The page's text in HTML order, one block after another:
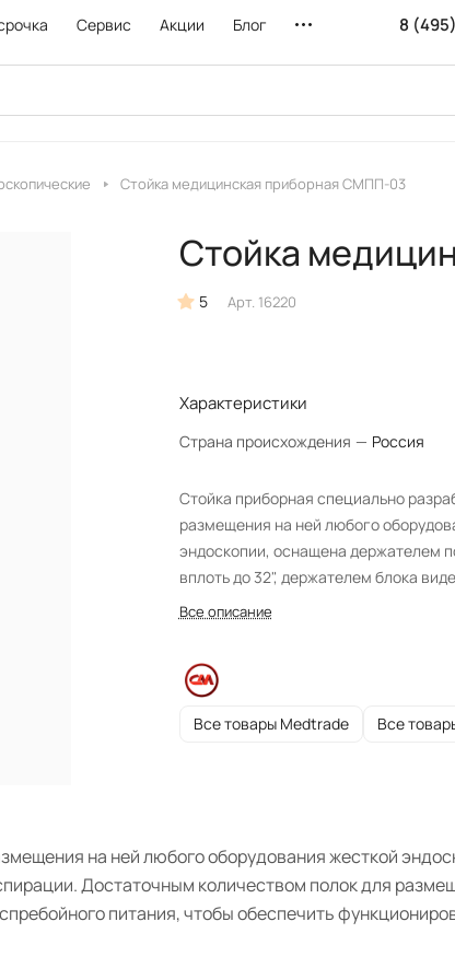
Сервис Акции Блог 8
Cтойка медицинская приборная СМПП-03
Cтойка
5 Арт. 16220
Характеристики
Страна происхождения — Россия
Стойка приборная специально
размещения на ней любого
эндоскопии, оснащена держателем
вплоть до 32", держателем блока
емкостей для аспирации.
блоком розеток, подключенным через
функционирование оборудования в
Все описание
Все товары Medtrade Все
на ней любого оборудования жесткой
Достаточным количеством полок для
питания, чтобы обеспечить